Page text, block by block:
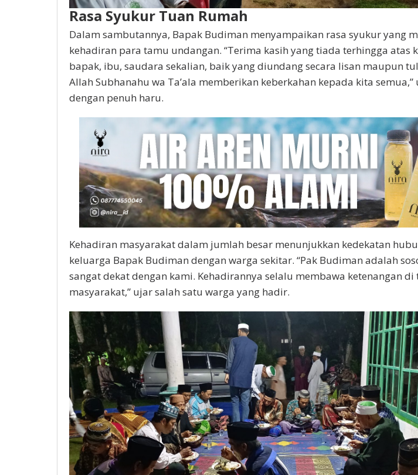
Rasa Syukur Tuan Rumah
Dalam sambutannya, Bapak Budiman menyampaikan rasa syukur yang
kehadiran para tamu undangan. “Terima kasih yang tiada terhingga atas
bapak, ibu, saudara sekalian, baik yang diundang secara lisan maupun
Allah Subhanahu wa Ta’ala memberikan keberkahan kepada kita semua,”
dengan penuh haru.
Kehadiran masyarakat dalam jumlah besar menunjukkan kedekatan
keluarga Bapak Budiman dengan warga sekitar. “Pak Budiman adalah
sangat dekat dengan kami. Kehadirannya selalu membawa ketenangan di
masyarakat,” ujar salah satu warga yang hadir.